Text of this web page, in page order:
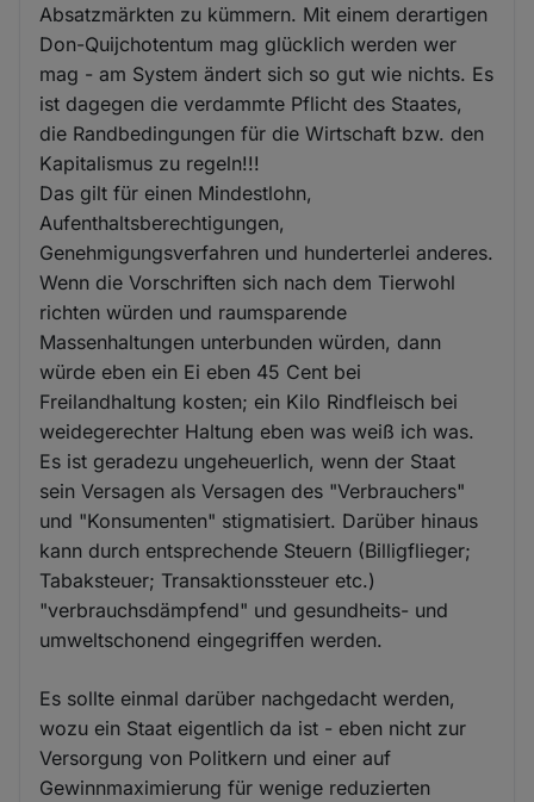
Absatzmärkten zu kümmern. Mit einem derartigen
Don-Quijchotentum mag glücklich werden wer
mag - am System ändert sich so gut wie nichts. Es
ist dagegen die verdammte Pflicht des Staates,
die Randbedingungen für die Wirtschaft bzw. den
Kapitalismus zu regeln!!!
Das gilt für einen Mindestlohn,
Aufenthaltsberechtigungen,
Genehmigungsverfahren und hunderterlei anderes.
Wenn die Vorschriften sich nach dem Tierwohl
richten würden und raumsparende
Massenhaltungen unterbunden würden, dann
würde eben ein Ei eben 45 Cent bei
Freilandhaltung kosten; ein Kilo Rindfleisch bei
weidegerechter Haltung eben was weiß ich was.
Es ist geradezu ungeheuerlich, wenn der Staat
sein Versagen als Versagen des "Verbrauchers"
und "Konsumenten" stigmatisiert. Darüber hinaus
kann durch entsprechende Steuern (Billigflieger;
Tabaksteuer; Transaktionssteuer etc.)
"verbrauchsdämpfend" und gesundheits- und
umweltschonend eingegriffen werden.
Es sollte einmal darüber nachgedacht werden,
wozu ein Staat eigentlich da ist - eben nicht zur
Versorgung von Politkern und einer auf
Gewinnmaximierung für wenige reduzierten